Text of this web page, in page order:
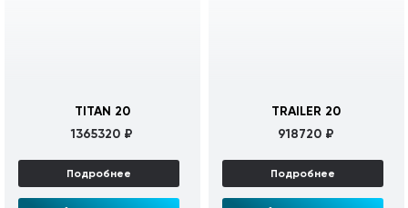
TITAN 20
1365320 ₽
Подробнее
TRAILER 20
918720 ₽
Подробнее